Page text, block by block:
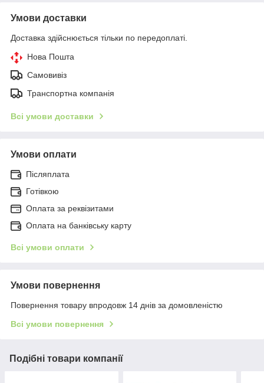
Умови доставки
Доставка здійснюється тільки по передоплаті.
Нова Пошта
Самовивіз
Транспортна компанія
Всі умови доставки
Умови оплати
Післяплата
Готівкою
Оплата за реквізитами
Оплата на банківську карту
Всі умови оплати
Умови повернення
Повернення товару впродовж 14 днів за домовленістю
Всі умови повернення
Подібні товари компанії